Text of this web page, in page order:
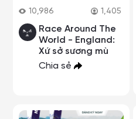
10,986 1,405
Race Around The
World - England:
Xứ sở sương mù
Chia sẻ